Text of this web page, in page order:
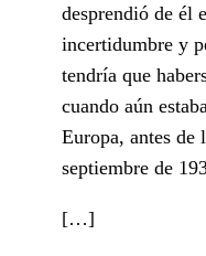
desprendió de él
incertidumbre y
tendría que
cuando aún
Europa, antes de
septiembre de
[…]